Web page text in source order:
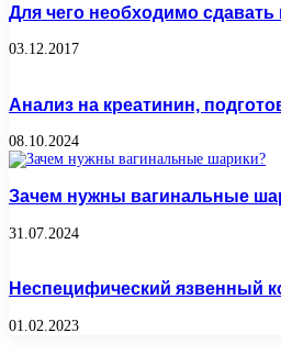
Для чего необходимо сдавать
03.12.2017
Анализ на креатинин,
08.10.2024
Зачем нужны вагинальные
31.07.2024
Неспецифический язвенный
01.02.2023